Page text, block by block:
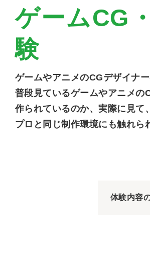
ゲームCG
験
ゲームやアニメのCGデザイナ
普段見ているゲームやアニメの
作られているのか、実際に見て
プロと同じ制作環境にも触れら
体験内容